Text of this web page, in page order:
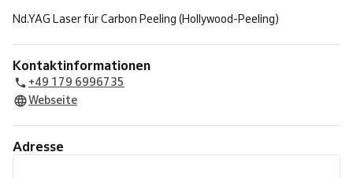
Nd.YAG Laser für Carbon Peeling (Hollywood-Peeling)
Kontaktinformationen
+49 179 6996735
Webseite
Adresse